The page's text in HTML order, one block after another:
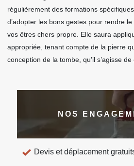
régulièrement des formations
d’adopter les bons gestes pour rendre
vos êtres chers propre. Elle saura
appropriée, tenant compte de la pierre
conception de la tombe, qu’il s’agisse
NOS
Devis et déplacement